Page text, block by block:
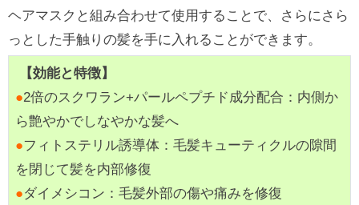
ヘアマスクと組み合わせて使用することで、さらにさら
っとした手触りの髪を手に入れることができます。
【効能と特徴】
●2倍のスクワラン+パールペプチド成分配合：内側か
ら艶やかでしなやかな髪へ
●フィトステリル誘導体：毛髪キューティクルの隙間
を閉じて髪を内部修復
●ダイメシコン：毛髪外部の傷や痛みを修復